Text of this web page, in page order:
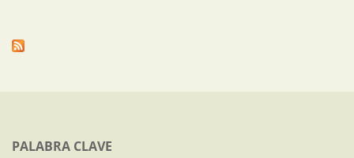
PALABRA CLAVE